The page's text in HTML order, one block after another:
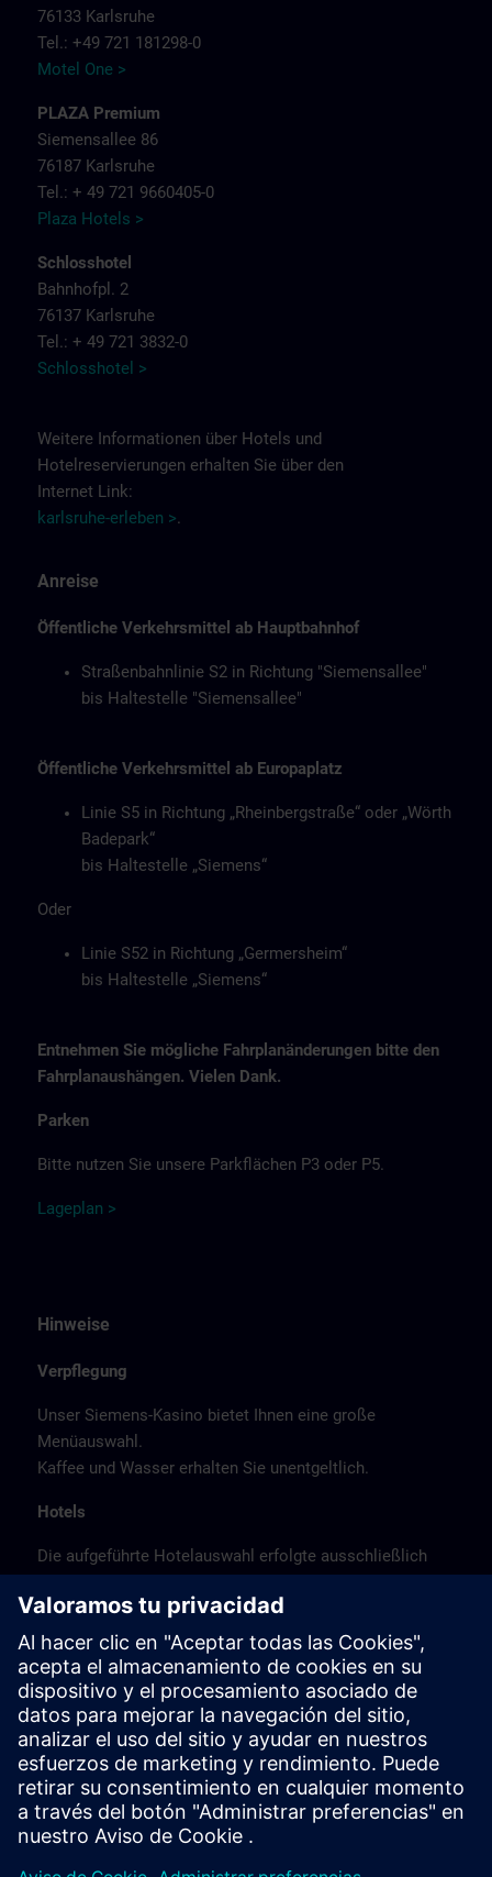
76133 Karlsruhe
Tel.: +49 721 181298-0
Motel One >
PLAZA Premium
Siemensallee 86
76187 Karlsruhe
Tel.: + 49 721 9660405-0
Plaza Hotels >
Schlosshotel
Bahnhofpl. 2
76137 Karlsruhe
Tel.: + 49 721 3832-0
Schlosshotel >
Weitere Informationen über Hotels und
Hotelreservierungen erhalten Sie über den
Internet Link:
karlsruhe-erleben >.
Anreise
Öffentliche Verkehrsmittel ab Hauptbahnhof
Straßenbahnlinie S2 in Richtung "Siemensallee"
bis Haltestelle "Siemensallee"
Öffentliche Verkehrsmittel ab Europaplatz
Linie S5 in Richtung „Rheinbergstraße“ oder „Wörth
Badepark“
bis Haltestelle „Siemens“
Oder
Linie S52 in Richtung „Germersheim“
bis Haltestelle „Siemens“
Entnehmen Sie mögliche Fahrplanänderungen bitte den
Fahrplanaushängen. Vielen Dank.
Parken
Bitte nutzen Sie unsere Parkflächen P3 oder P5.
Lagep lan >
Hinweise
Verpflegung
Unser Siemens-Kasino bietet Ihnen eine große
Menüauswahl.
Kaffee und Wasser erhalten Sie unentgeltlich.
Hotels
Die aufgeführte Hotelauswahl erfolgte ausschließlich
der günstigen Verkehrsanbindung zum
Veranstaltungsort.
Es handelt sich hierbei nicht um Siemens-
Vertragshotels, daher können wir für die Qualität der
Hotels keine Gewähr übernehmen.
Stornierung
Bitte stornieren Sie schriftlich.